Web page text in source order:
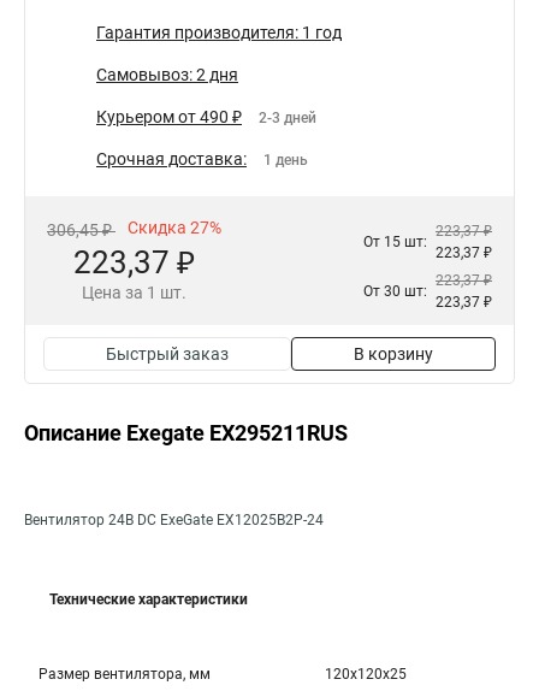
Гарантия производителя: 1 год
Самовывоз: 2 дня
Курьером от 490 ₽ 2-3 дней
Срочная доставка: 1 день
306,45 ₽ Скидка 27%
223,37 ₽
Цена за 1 шт.
От 15 шт:
223,37 ₽
223,37 ₽
От 30 шт:
223,37 ₽
223,37 ₽
Быстрый заказ В корзину
Описание Exegate EX295211RUS
Вентилятор 24В DC ExeGate EX12025B2P-24
Технические характеристики
Размер вентилятора, мм 120x120x25